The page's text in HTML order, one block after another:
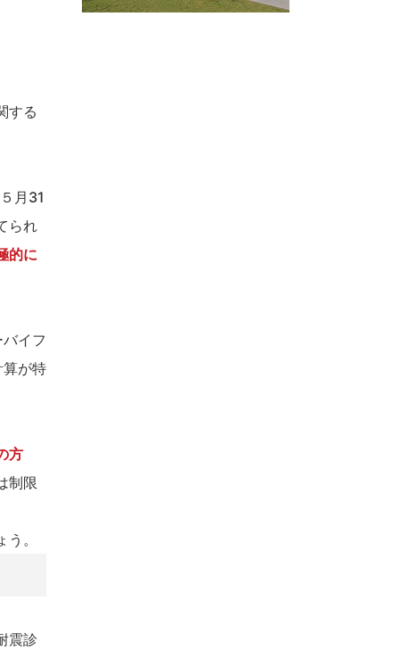
する
月31
られ
的に
イフ
が特
方
制限
。
震診